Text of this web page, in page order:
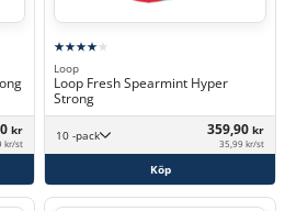
kr
kr/st
Loop
Loop Fresh Spearmint Hyper
Strong
10 -pack 359,90 kr
35,99 kr/st
Köp